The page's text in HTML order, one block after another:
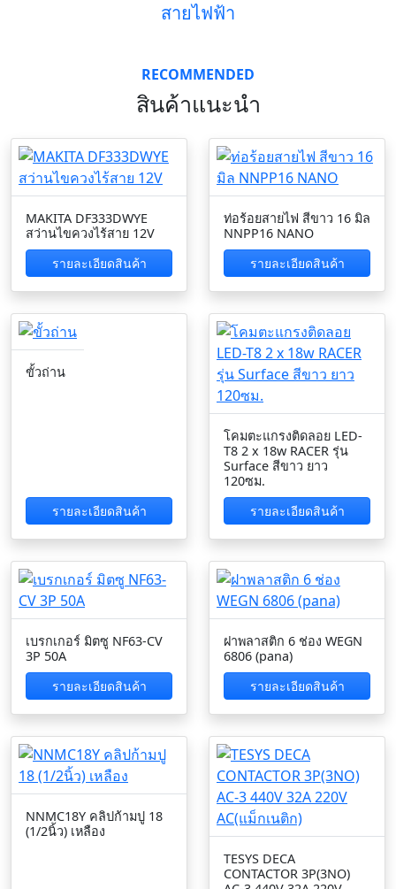
สายไฟฟ้า
RECOMMENDED
สินค้าแนะนำ
MAKITA DF333DWYE
สว่านไขควงไร้สาย 12V
รายละเอียดสินค้า
ท่อร้อยสายไฟ สีขาว 16 มิล
NNPP16 NANO
รายละเอียดสินค้า
ขั้วถ่าน
รายละเอียดสินค้า
โคมตะแกรงติดลอย LED-
T8 2 x 18w RACER รุ่น
Surface สีขาว ยาว
120ซม.
รายละเอียดสินค้า
เบรกเกอร์ มิตซู NF63-CV
3P 50A
รายละเอียดสินค้า
ฝาพลาสติก 6 ช่อง WEGN
6806 (pana)
รายละเอียดสินค้า
NNMC18Y คลิปก้ามปู 18
(1/2นิ้ว) เหลือง
TESYS DECA
CONTACTOR 3P(3NO)